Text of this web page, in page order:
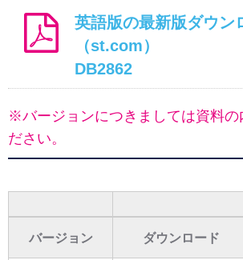
英語版の最新版ダウン
（st.com）
DB2862
※バージョンにつきましては資料の
ださい。
バージョン ダウンロード